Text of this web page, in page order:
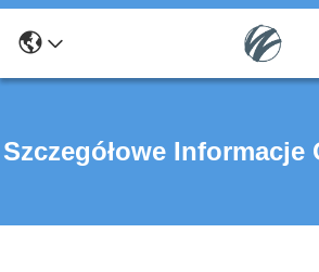
Szczegółowe Informacje